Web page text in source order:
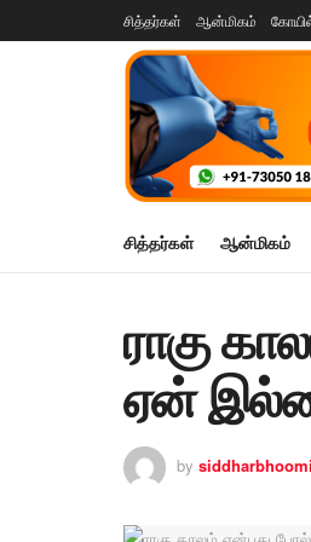
சித்தர்கள் ஆன்மிகம்
சித்தர்கள் ஆன்மிகம்
ராகு
ஏன்
by siddharbhoomi